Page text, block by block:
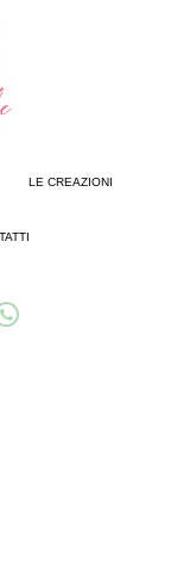
LE CREAZIONI